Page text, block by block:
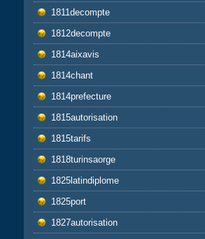
1811decompte
1812decompte
1814aixavis
1814chant
1814prefecture
1815autorisation
1815tarifs
1818turinsaorge
1825latindiplome
1825port
1827autorisation